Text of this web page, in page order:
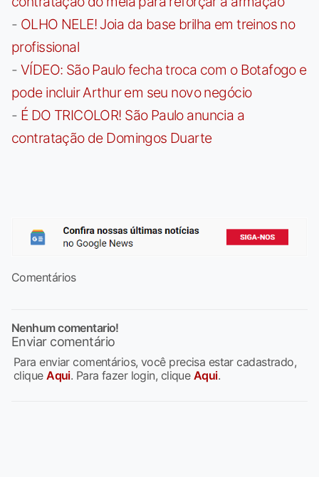
- OLHO NELE! Joia da base brilha em treinos no
profissional
- VÍDEO: São Paulo fecha troca com o Botafogo e
pode incluir Arthur em seu novo negócio
- É DO TRICOLOR! São Paulo anuncia a
contratação de Domingos Duarte
Comentários
Nenhum comentario!
Enviar comentário
Para enviar comentários, você precisa estar cadastrado,
cliqueAqui. Para fazer login, clique Aqui.